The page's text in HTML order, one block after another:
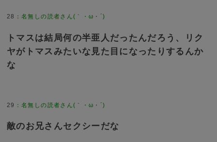
28 ：名無しの読者さん(｀・ω・´)
トマスは結局何の半亜人だったんだろう、リク
ヤがトマスみたいな見た目になったりするんか
な
29 ：名無しの読者さん(｀・ω・´)
敵のお兄さんセクシーだな